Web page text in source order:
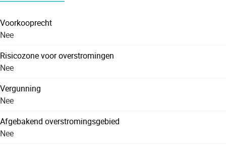
Voorkooprecht
Nee
Risicozone voor overstromingen
Nee
Vergunning
Nee
Afgebakend overstromingsgebied
Nee